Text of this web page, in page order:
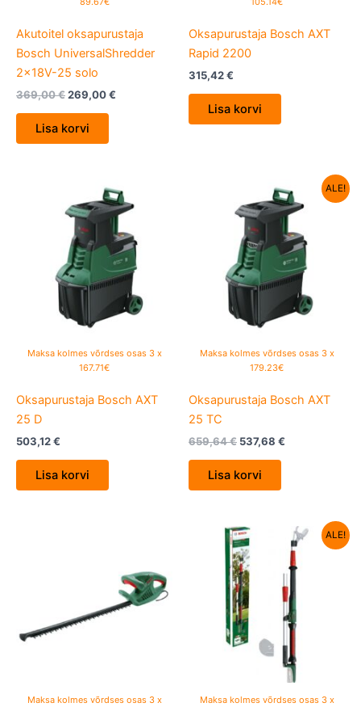
Akutoitel oksapurustaja
Bosch UniversalShredder
2x18V-25 solo
369,00€269,00€
Lisa korvi
Oksapurustaja Bosch AXT
Rapid 2200
315,42€
Lisa korvi
Maksa kolmes võrdses osas 3 x
167.71€
Oksapurustaja Bosch AXT
25 D
503,12€
Lisa korvi
ALE!
Maksa kolmes võrdses osas 3 x
179.23€
Oksapurustaja Bosch AXT
25 TC
659,64€
hind
oli:
659,64 €.
537,68 €
Current
price
is:
Lisa korvi
Maksa kolmes võrdses osas 3 x
ALE!
Maksa kolmes võrdses osas 3 x
Algne
hind
oli:
303,90 €.
Current
price
is:
234,90 €.